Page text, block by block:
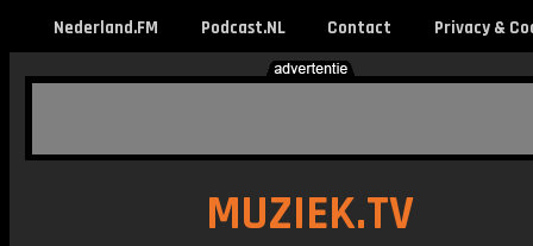
Nederland.FM Podcast.NL Contact Privacy &
MUZIEK.TV